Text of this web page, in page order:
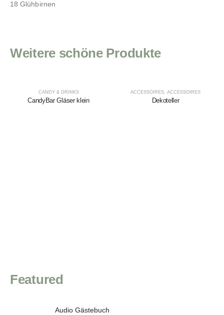
18 Glühbirnen
Weitere schöne Produkte
CANDY & DRINKS
CandyBar Gläser klein
ACCESSOIRES, ACCESSOIRES
Dekoteller
Featured
Audio Gästebuch